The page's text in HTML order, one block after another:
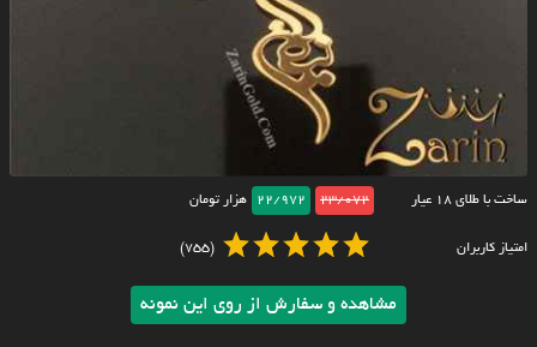
ساخت با طلای ۱۸ عیار 23/072
22/972 هزار تومان
امتیاز کاربران (755)
مشاهده و سفارش از روی این نمونه